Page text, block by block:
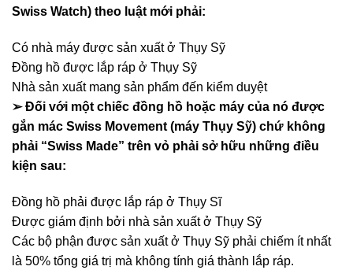
Swiss Watch) theo luật mới phải:
Có nhà máy được sản xuất ở Thụy Sỹ
Đồng hồ được lắp ráp ở Thụy Sỹ
Nhà sản xuất mang sản phẩm đến kiểm duyệt
➢ Đối với một chiếc đồng hồ hoặc máy của nó được
gắn mác Swiss Movement (máy Thụy Sỹ) chứ không
phải “Swiss Made” trên vỏ phải sở hữu những điều
kiện sau:
Đồng hồ phải được lắp ráp ở Thụy Sĩ
Được giám định bởi nhà sản xuất ở Thụy Sỹ
Các bộ phận được sản xuất ở Thụy Sỹ phải chiếm ít nhất
là 50% tổng giá trị mà không tính giá thành lắp ráp.